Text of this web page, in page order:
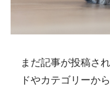
まだ記事が投稿さ
ドやカテゴリーか